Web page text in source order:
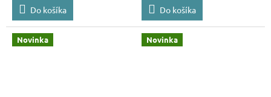
Do košíka Do košíka
Novinka Novinka